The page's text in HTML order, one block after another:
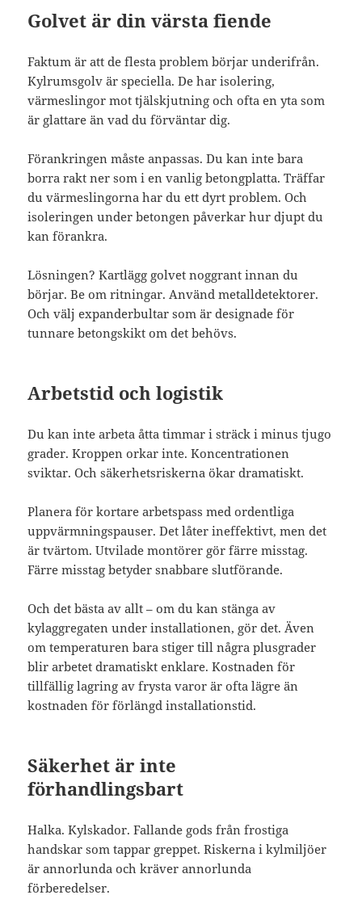
Golvet är din värsta fiende
Faktum är att de flesta problem börjar underifrån.
Kylrumsgolv är speciella. De har isolering,
värmeslingor mot tjälskjutning och ofta en yta som
är glattare än vad du förväntar dig.
Förankringen måste anpassas. Du kan inte bara
borra rakt ner som i en vanlig betongplatta. Träffar
du värmeslingorna har du ett dyrt problem. Och
isoleringen under betongen påverkar hur djupt du
kan förankra.
Lösningen? Kartlägg golvet noggrant innan du
börjar. Be om ritningar. Använd metalldetektorer.
Och välj expanderbultar som är designade för
tunnare betongskikt om det behövs.
Arbetstid och logistik
Du kan inte arbeta åtta timmar i sträck i minus tjugo
grader. Kroppen orkar inte. Koncentrationen
sviktar. Och säkerhetsriskerna ökar dramatiskt.
Planera för kortare arbetspass med ordentliga
uppvärmningspauser. Det låter ineffektivt, men det
är tvärtom. Utvilade montörer gör färre misstag.
Färre misstag betyder snabbare slutförande.
Och det bästa av allt – om du kan stänga av
kylaggregaten under installationen, gör det. Även
om temperaturen bara stiger till några plusgrader
blir arbetet dramatiskt enklare. Kostnaden för
tillfällig lagring av frysta varor är ofta lägre än
kostnaden för förlängd installationstid.
Säkerhet är inte
förhandlingsbart
Halka. Kylskador. Fallande gods från frostiga
handskar som tappar greppet. Riskerna i kylmiljöer
är annorlunda och kräver annorlunda
förberedelser.